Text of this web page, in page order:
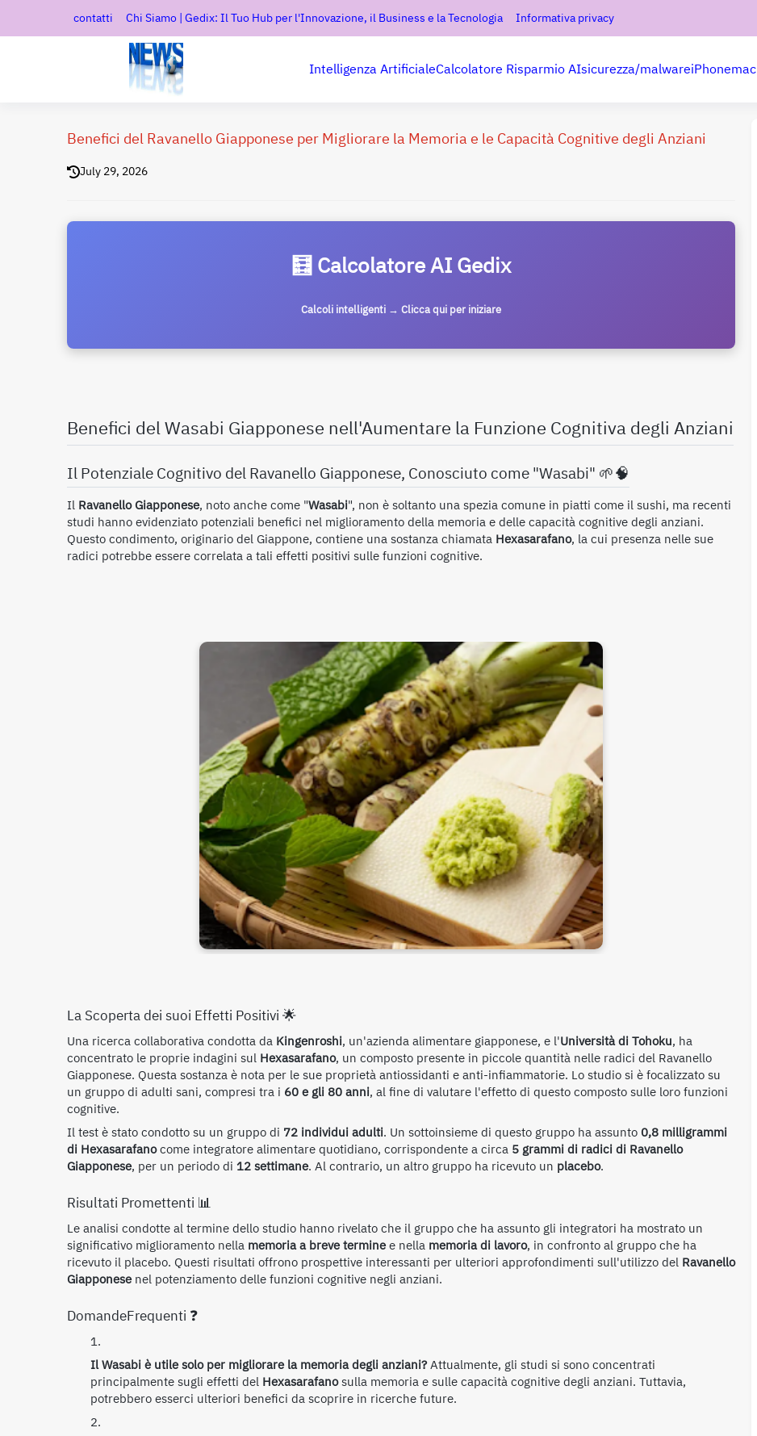
contatti Chi Siamo | Gedix: Il Tuo Hub per l'Innovazione, il Business e la Tecnologia Informativa privacy
Intelligenza ArtificialeCalcolatore Risparmio AIsicurezza/malwareiPhonemac
Benefici del Ravanello Giapponese per Migliorare la Memoria e le Capacità Cognitive degli Anziani
July 29, 2026
🧮 Calcolatore AI Gedix
Calcoli intelligenti → Clicca qui per iniziare
Benefici del Wasabi Giapponese nell'Aumentare la Funzione Cognitiva degli Anziani
Il Potenziale Cognitivo del Ravanello Giapponese, Conosciuto come "Wasabi" 🌱🧠
Il Ravanello Giapponese, noto anche come "Wasabi", non è soltanto una spezia comune in piatti come il sushi, ma recenti
studi hanno evidenziato potenziali benefici nel miglioramento della memoria e delle capacità cognitive degli anziani.
Questo condimento, originario del Giappone, contiene una sostanza chiamata Hexasarafano, la cui presenza nelle sue
radici potrebbe essere correlata a tali effetti positivi sulle funzioni cognitive.
La Scoperta dei suoi Effetti Positivi 🌟
Una ricerca collaborativa condotta da Kingenroshi, un'azienda alimentare giapponese, e l'Università di Tohoku, ha
concentrato le proprie indagini sul Hexasarafano, un composto presente in piccole quantità nelle radici del Ravanello
Giapponese. Questa sostanza è nota per le sue proprietà antiossidanti e anti-infiammatorie. Lo studio si è focalizzato su
un gruppo di adulti sani, compresi tra i 60 e gli 80 anni, al fine di valutare l'effetto di questo composto sulle loro funzioni
cognitive.
Il test è stato condotto su un gruppo di 72 individui adulti. Un sottoinsieme di questo gruppo ha assunto 0,8 milligrammi
di Hexasarafanocome integratore alimentare quotidiano, corrispondente a circa 5 grammi di radici di Ravanello
Giapponese, per un periodo di 12 settimane. Al contrario, un altro gruppo ha ricevuto un placebo.
Risultati Promettenti 📊
Le analisi condotte al termine dello studio hanno rivelato che il gruppo che ha assunto gli integratori ha mostrato un
significativo miglioramento nella memoria a breve terminee nella memoria di lavoro, in confronto al gruppo che ha
ricevuto il placebo. Questi risultati offrono prospettive interessanti per ulteriori approfondimenti sull'utilizzo del Ravanello
Giapponesenel potenziamento delle funzioni cognitive negli anziani.
DomandeFrequenti ❓
Il Wasabi è utile solo per migliorare la memoria degli anziani?Attualmente, gli studi si sono concentrati
principalmente sugli effetti del Hexasarafanosulla memoria e sulle capacità cognitive degli anziani. Tuttavia,
potrebbero esserci ulteriori benefici da scoprire in ricerche future.